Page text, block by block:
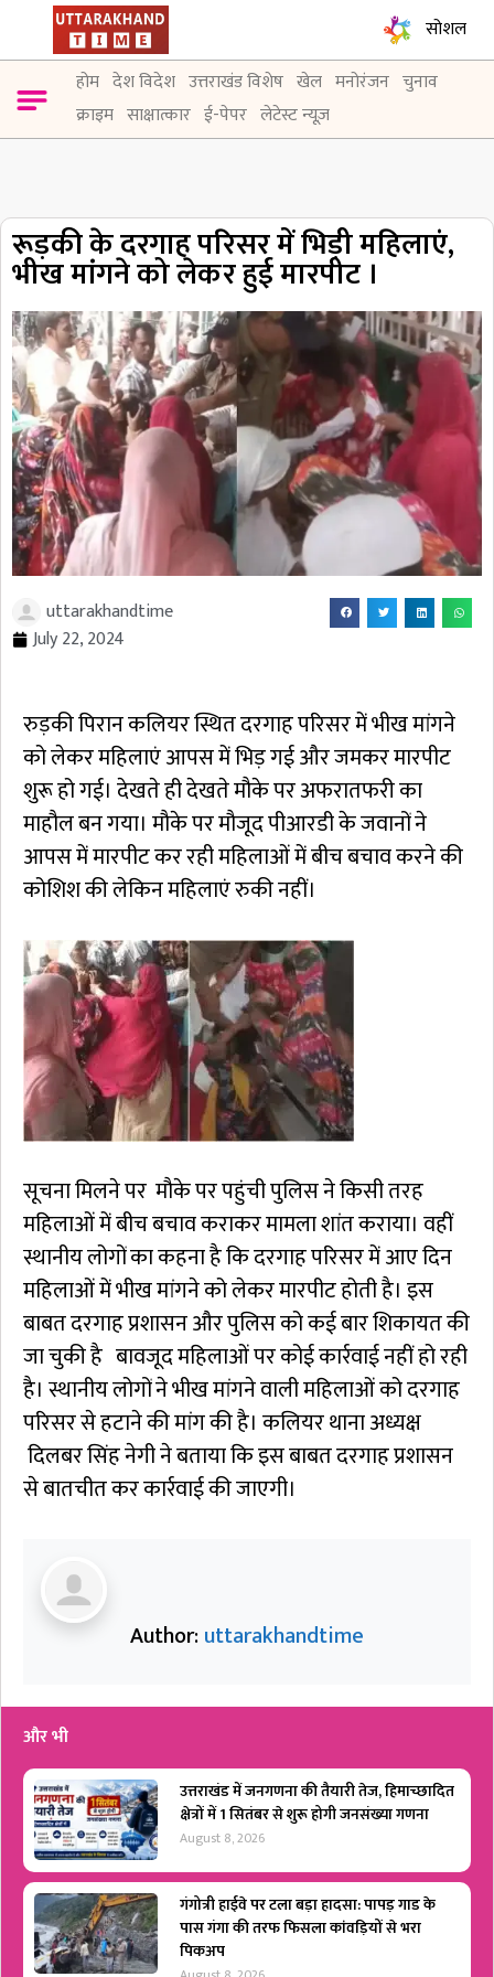
सोशल
होम देश विदेश उत्तराखंड विशेष खेल मनोरंजन चुनाव
क्राइम साक्षात्कार ई-पेपर लेटेस्ट न्यूज़
रूड़की के दरगाह परिसर में भिड़ी महिलाएं,
भीख मांगने को लेकर हुई मारपीट ।
uttarakhandtime
July 22, 2024
रुड़की पिरान कलियर स्थित दरगाह परिसर में भीख मांगने
को लेकर महिलाएं आपस में भिड़ गई और जमकर मारपीट
शुरू हो गई। देखते ही देखते मौके पर अफरातफरी का
माहौल बन गया। मौके पर मौजूद पीआरडी के जवानों ने
आपस में मारपीट कर रही महिलाओं में बीच बचाव करने की
कोशिश की लेकिन महिलाएं रुकी नहीं।
सूचना मिलने पर मौके पर पहुंची पुलिस ने किसी तरह
महिलाओं में बीच बचाव कराकर मामला शांत कराया। वहीं
स्थानीय लोगों का कहना है कि दरगाह परिसर में आए दिन
महिलाओं में भीख मांगने को लेकर मारपीट होती है। इस
बाबत दरगाह प्रशासन और पुलिस को कई बार शिकायत की
जा चुकी है बावजूद महिलाओं पर कोई कार्रवाई नहीं हो रही
है। स्थानीय लोगों ने भीख मांगने वाली महिलाओं को दरगाह
परिसर से हटाने की मांग की है। कलियर थाना अध्यक्ष
दिलबर सिंह नेगी ने बताया कि इस बाबत दरगाह प्रशासन
से बातचीत कर कार्रवाई की जाएगी।
Author:uttarakhandtime
और भी
उत्तराखंड में जनगणना की तैयारी तेज, हिमाच्छादित
क्षेत्रों में 1 सितंबर से शुरू होगी जनसंख्या गणना
August 8, 2026
गंगोत्री हाईवे पर टला बड़ा हादसा: पापड़ गाड के
पास गंगा की तरफ फिसला कांवड़ियों से भरा
पिकअप